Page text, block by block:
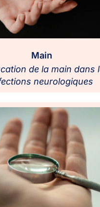
Main
de la main dans
neurologiques